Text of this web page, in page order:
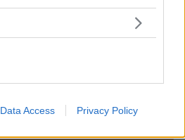
usage behaviour. You may click to
purposes in below Google
Data Access Privacy Policy
per bambini